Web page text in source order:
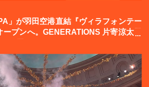
」が羽田空港直結『ヴィラフォンテー
ープンへ。GENERATIONS 片寄涼太登